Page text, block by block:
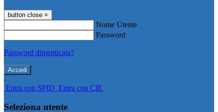
button close ×
Nome Utente
Password
Password dimenticata?
-
Entra con SPID Entra con CIE
Seleziona utente